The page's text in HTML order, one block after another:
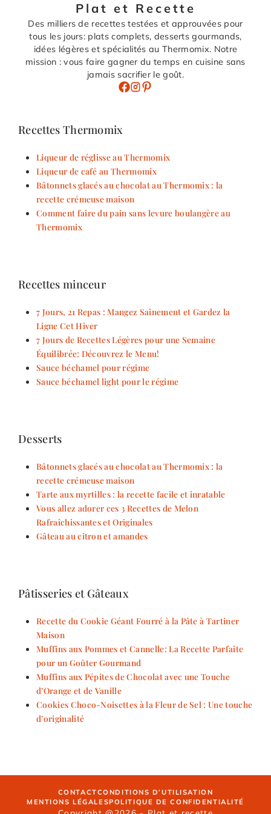
Plat et Recette
Des milliers de recettes testées et approuvées pour
tous les jours: plats complets, desserts gourmands,
idées légères et spécialités au Thermomix. Notre
mission : vous faire gagner du temps en cuisine sans
jamais sacrifier le goût.
Recettes Thermomix
Liqueur de réglisse au Thermomix
Liqueur de café au Thermomix
Bâtonnets glacés au chocolat au Thermomix : la
recette crémeuse maison
Comment faire du pain sans levure boulangère au
Thermomix
Recettes minceur
7 Jours, 21 Repas : Mangez Sainement et Gardez la
Ligne Cet Hiver
7 Jours de Recettes Légères pour une Semaine
Équilibrée: Découvrez le Menu!
Sauce béchamel pour régime
Sauce béchamel light pour le régime
Desserts
Bâtonnets glacés au chocolat au Thermomix : la
recette crémeuse maison
Tarte aux myrtilles : la recette facile et inratable
Vous allez adorer ces 3 Recettes de Melon
Rafraîchissantes et Originales
Gâteau au citron et amandes
Pâtisseries et Gâteaux
Recette du Cookie Géant Fourré à la Pâte à Tartiner
Maison
Muffins aux Pommes et Cannelle: La Recette Parfaite
pour un Goûter Gourmand
Muffins aux Pépites de Chocolat avec une Touche
d’Orange et de Vanille
Cookies Choco-Noisettes à la Fleur de Sel : Une touche
d’originalité
CONTACTCONDITIONS D’UTILISATION
MENTIONS LÉGALESPOLITIQUE DE CONFIDENTIALITÉ